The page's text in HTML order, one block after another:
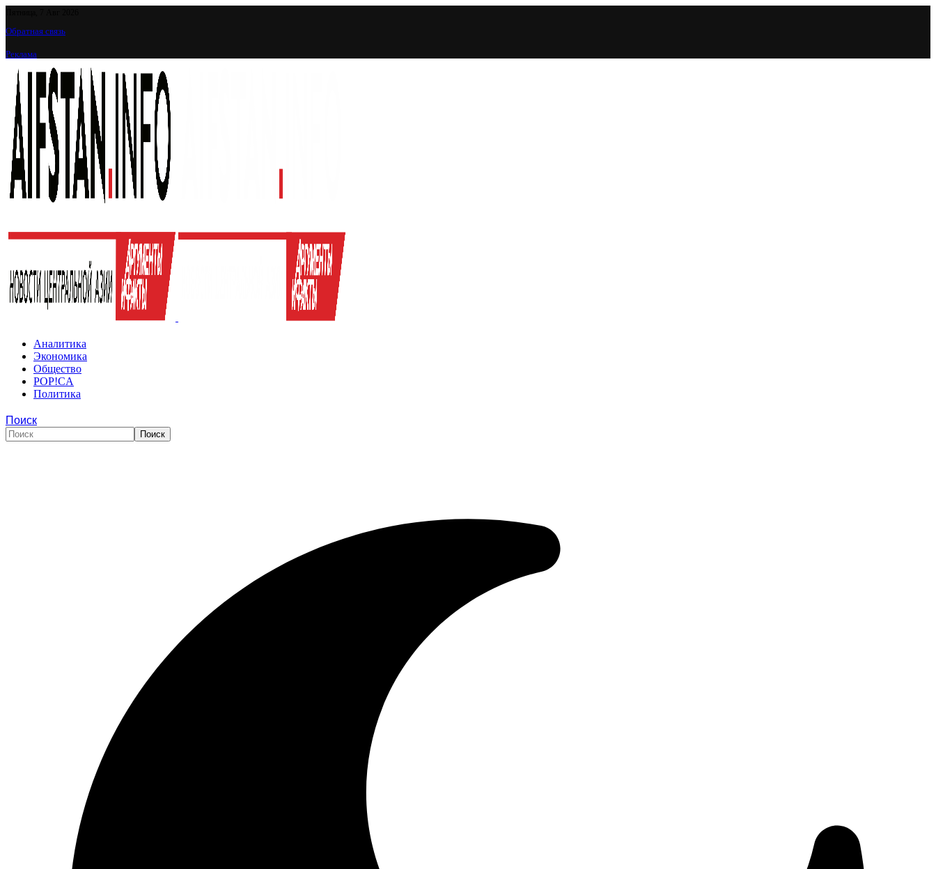
Обратная связь
Реклама
Аналитика
Экономика
Общество
POP!CA
Политика
Поиск